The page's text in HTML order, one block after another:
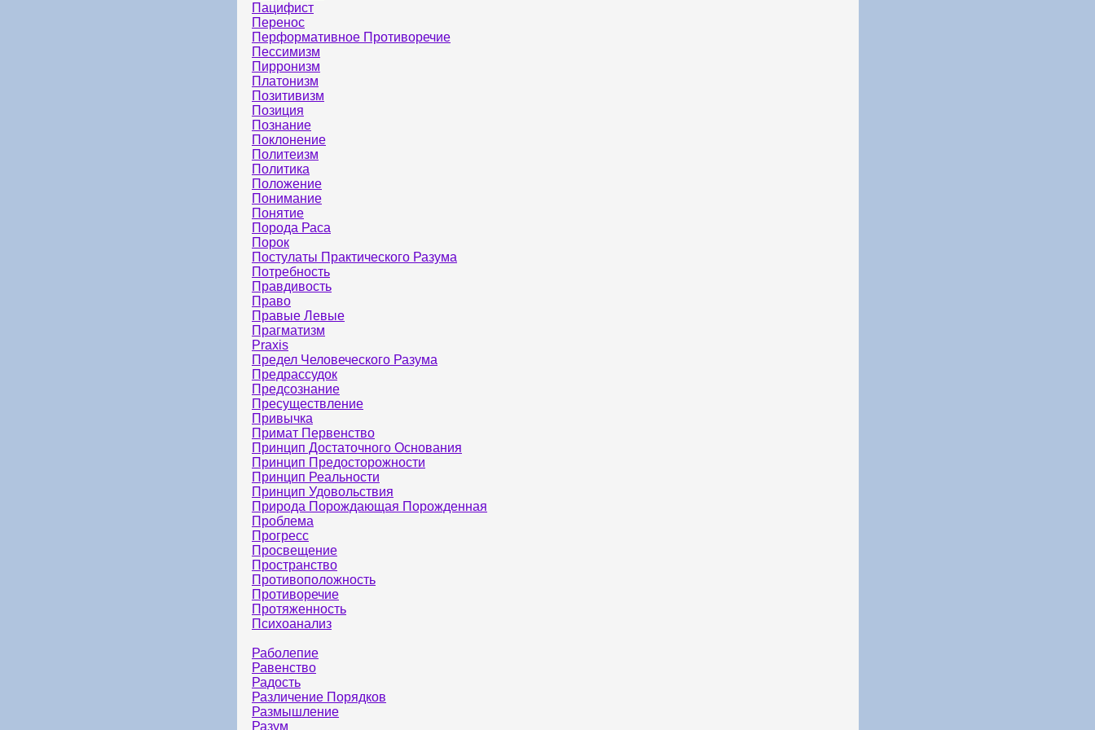
Пацифист
Перенос
Перформативное Противоречие
Пессимизм
Пирронизм
Платонизм
Позитивизм
Позиция
Познание
Поклонение
Политеизм
Политика
Положение
Понимание
Понятие
Порода Раса
Порок
Постулаты Практического Разума
Потребность
Правдивость
Право
Правые Левые
Прагматизм
Praxis
Предел Человеческого Разума
Предрассудок
Предсознание
Пресуществление
Привычка
Примат Первенство
Принцип Достаточного Основания
Принцип Предосторожности
Принцип Реальности
Принцип Удовольствия
Природа Порождающая Порожденная
Проблема
Прогресс
Просвещение
Пространство
Противоположность
Противоречие
Протяженность
Психоанализ
Раболепие
Равенство
Радость
Различение Порядков
Размышление
Разум